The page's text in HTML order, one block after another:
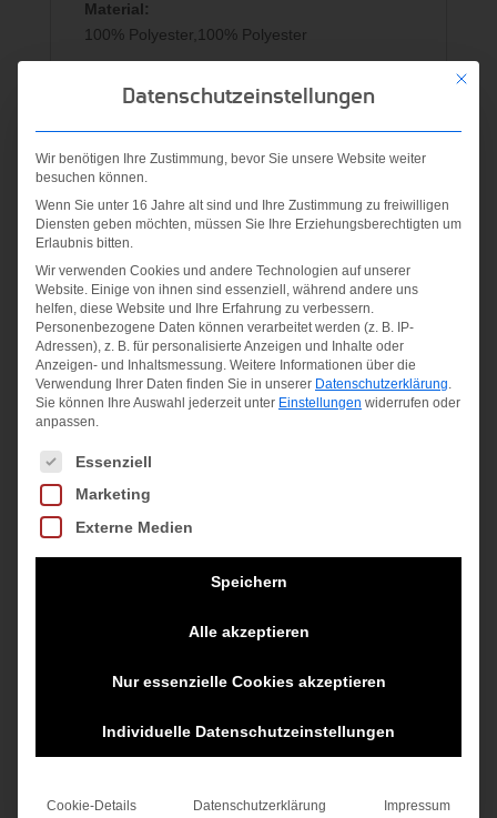
Material:
100% Polyester,100% Polyester
Ähnliche Produkte
Angebot!
MAN
SOFTSHELL
JACKET ZIP
HOOD
FERRARI-
ANTRACITE
Ursprünglicher
Aktueller
Preis
Versandkosten
MAN- 3/4
PANT
Mit
Datenschutzeinstellungen
Wir benötigen Ihre Zustimmung, bevor Sie unsere Website weiter
besuchen können.
Wenn Sie unter 16 Jahre alt sind und Ihre Zustimmung zu freiwilligen
Diensten geben möchten, müssen Sie Ihre Erziehungsberechtigten um
Erlaubnis bitten.
Wir verwenden Cookies und andere Technologien auf unserer
Website. Einige von ihnen sind essenziell, während andere uns
helfen, diese Website und Ihre Erfahrung zu verbessern.
Personenbezogene Daten können verarbeitet werden (z. B. IP-
Adressen), z. B. für personalisierte Anzeigen und Inhalte oder
Anzeigen- und Inhaltsmessung. Weitere Informationen über die
Verwendung Ihrer Daten finden Sie in unserer Datenschutzerklärung
Sie können Ihre Auswahl jederzeit unter Einstellungen widerrufen oder
anpassen.
Es folgt eine Liste der Service-Gruppen, für die eine
Essenziell
Marketing
Externe Medien
Speichern
Alle akzeptieren
Nur essenzielle Cookies akzeptieren
Individuelle Datenschutzeinstellungen
Cookie-Details Datenschutzerklärung Impressum